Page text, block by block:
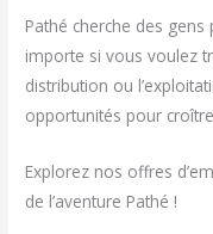
Pathé cherche des
importe si vous voulez
distribution ou
opportunités pour
Explorez nos offres
de l’aventure Pathé !